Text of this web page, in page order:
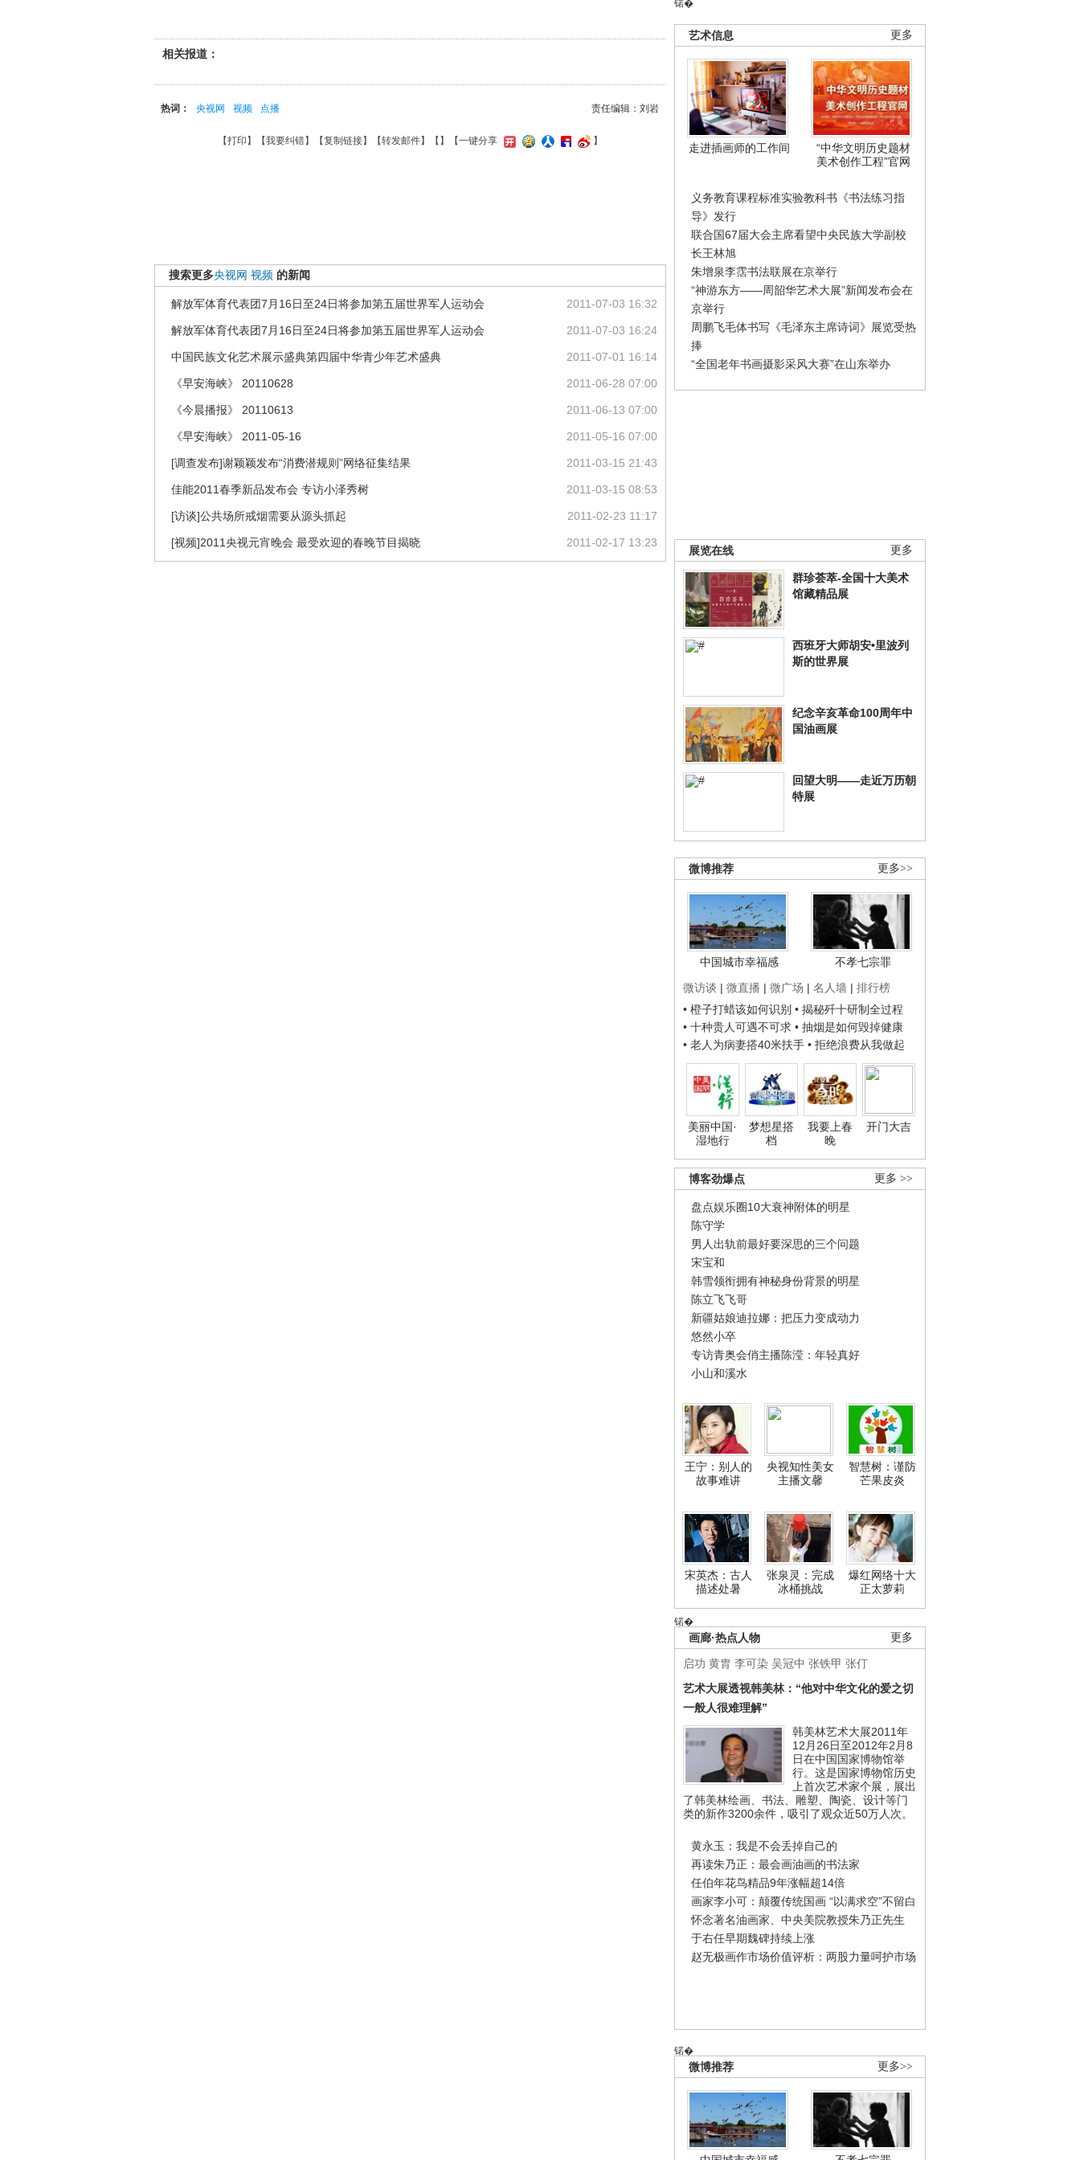
锘�
更多
艺术信息
走进插画师的工作间
“中华文明历史题材
美术创作工程”官网
义务教育课程标准实验教科书《书法练习指
导》发行
联合国67届大会主席看望中央民族大学副校
长王林旭
朱增泉李霑书法联展在京举行
“神游东方——周韶华艺术大展”新闻发布会在
京举行
周鹏飞毛体书写《毛泽东主席诗词》展览受热
捧
“全国老年书画摄影采风大赛”在山东举办
更多
展览在线
群珍荟萃-全国十大美术
馆藏精品展
西班牙大师胡安•里波列
斯的世界展
纪念辛亥革命100周年中
国油画展
回望大明——走近万历朝
特展
更多>>
微博推荐
中国城市幸福感
不孝七宗罪
微访谈 | 微直播 | 微广场 | 名人墙 | 排行榜
• 橙子打蜡该如何识别 • 揭秘歼十研制全过程
• 十种贵人可遇不可求 • 抽烟是如何毁掉健康
• 老人为病妻搭40米扶手 • 拒绝浪费从我做起
美丽中国·
湿地行
梦想星搭
档
我要上春
晚
开门大吉
更多 >>
博客劲爆点
盘点娱乐圈10大衰神附体的明星
陈守学
男人出轨前最好要深思的三个问题
宋宝和
韩雪领衔拥有神秘身份背景的明星
陈立飞飞哥
新疆姑娘迪拉娜：把压力变成动力
悠然小卒
专访青奥会俏主播陈滢：年轻真好
小山和溪水
王宁：别人的
故事难讲
央视知性美女
主播文馨
智慧树：谨防
芒果皮炎
宋英杰：古人
描述处暑
张泉灵：完成
冰桶挑战
爆红网络十大
正太萝莉
锘�
更多
画廊·热点人物
启功 黄胄 李可染 吴冠中 张铁甲 张仃
艺术大展透视韩美林：“他对中华文化的爱之切
一般人很难理解”
韩美林艺术大展2011年
12月26日至2012年2月8
日在中国国家博物馆举
行。这是国家博物馆历史
上首次艺术家个展，展出
了韩美林绘画、书法、雕塑、陶瓷、设计等门
类的新作3200余件，吸引了观众近50万人次。
黄永玉：我是不会丢掉自己的
再读朱乃正：最会画油画的书法家
任伯年花鸟精品9年涨幅超14倍
画家李小可：颠覆传统国画 “以满求空”不留白
怀念著名油画家、中央美院教授朱乃正先生
于右任早期魏碑持续上涨
赵无极画作市场价值评析：两股力量呵护市场
锘�
更多>>
微博推荐
相关报道：
责任编辑：刘岩
热词： 央视网 视频 点播
【打印 】【我要纠错】【复制链接】【转发邮件】【 】 【一键分享 】
搜索更多央视网 视频 的新闻
2011-07-03 16:32
解放军体育代表团7月16日至24日将参加第五届世界军人运动会
2011-07-03 16:24
解放军体育代表团7月16日至24日将参加第五届世界军人运动会
2011-07-01 16:14
中国民族文化艺术展示盛典第四届中华青少年艺术盛典
2011-06-28 07:00
《早安海峡》 20110628
2011-06-13 07:00
《今晨播报》 20110613
2011-05-16 07:00
《早安海峡》 2011-05-16
2011-03-15 21:43
[调查发布]谢颖颖发布“消费潜规则”网络征集结果
2011-03-15 08:53
佳能2011春季新品发布会 专访小泽秀树
2011-02-23 11:17
[访谈]公共场所戒烟需要从源头抓起
2011-02-17 13:23
[视频]2011央视元宵晚会 最受欢迎的春晚节目揭晓